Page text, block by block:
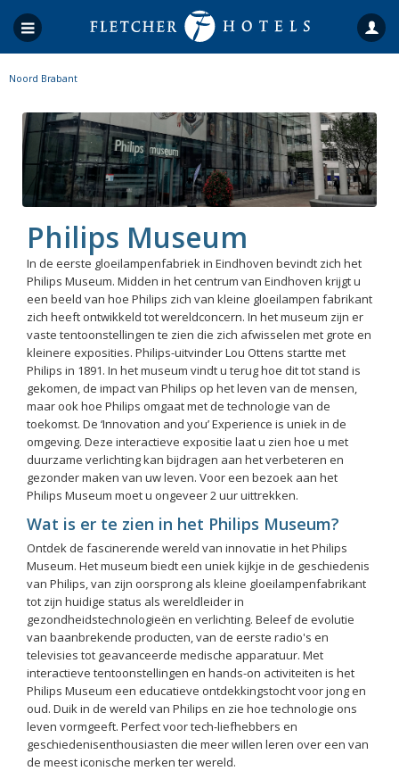
Noord Brabant
Philips Museum
In de eerste gloeilampenfabriek in Eindhoven bevindt zich het
Philips Museum. Midden in het centrum van Eindhoven krijgt u
een beeld van hoe Philips zich van kleine gloeilampen fabrikant
zich heeft ontwikkeld tot wereldconcern. In het museum zijn er
vaste tentoonstellingen te zien die zich afwisselen met grote en
kleinere exposities. Philips-uitvinder Lou Ottens startte met
Philips in 1891. In het museum vindt u terug hoe dit tot stand is
gekomen, de impact van Philips op het leven van de mensen,
maar ook hoe Philips omgaat met de technologie van de
toekomst. De ‘Innovation and you’ Experience is uniek in de
omgeving. Deze interactieve expositie laat u zien hoe u met
duurzame verlichting kan bijdragen aan het verbeteren en
gezonder maken van uw leven. Voor een bezoek aan het
Philips Museum moet u ongeveer 2 uur uittrekken.
Wat is er te zien in het Philips Museum?
Ontdek de fascinerende wereld van innovatie in het Philips
Museum. Het museum biedt een uniek kijkje in de geschiedenis
van Philips, van zijn oorsprong als kleine gloeilampenfabrikant
tot zijn huidige status als wereldleider in
gezondheidstechnologieën en verlichting. Beleef de evolutie
van baanbrekende producten, van de eerste radio's en
televisies tot geavanceerde medische apparatuur. Met
interactieve tentoonstellingen en hands-on activiteiten is het
Philips Museum een educatieve ontdekkingstocht voor jong en
oud. Duik in de wereld van Philips en zie hoe technologie ons
leven vormgeeft. Perfect voor tech-liefhebbers en
geschiedenisenthousiasten die meer willen leren over een van
de meest iconische merken ter wereld.